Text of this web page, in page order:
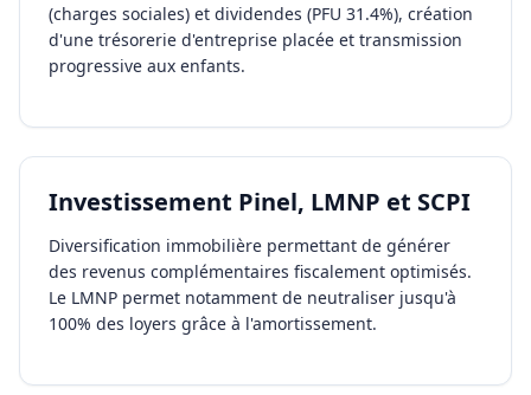
(charges sociales) et dividendes (PFU 31.4%), création
d'une trésorerie d'entreprise placée et transmission
progressive aux enfants.
Investissement Pinel, LMNP et SCPI
Diversification immobilière permettant de générer
des revenus complémentaires fiscalement optimisés.
Le LMNP permet notamment de neutraliser jusqu'à
100% des loyers grâce à l'amortissement.